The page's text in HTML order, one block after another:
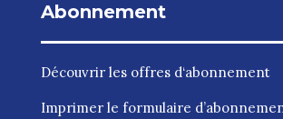
Abonnement
Découvrir les offres d‘abonnement
Imprimer le formulaire